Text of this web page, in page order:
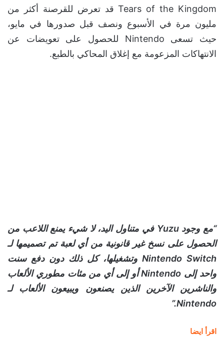
Tears of the Kingdom قد تعرض للقرصنة أكثر من
مليون مرة في الأسبوع ونصف قبل صدورها في مايو،
حيث تسعى Nintendo للحصول على تعويضات عن
الانتهاكات المزعومة مع إغلاق المحاكي بالطبع.
“مع وجود Yuzu في متناول اليد، لا شيء يمنع اللاعب من
الحصول على نسخ غير قانونية من أي لعبة تم تصميمها لـ
Nintendo Switch وتشغيلها، كل ذلك دون دفع سنت
واحد إلى Nintendo أو إلى أي من مئات مطوري الألعاب
والناشرين الآخرين الذين يصنعون ويبيعون الألعاب لـ
Nintendo.”
اقرأ ايضا